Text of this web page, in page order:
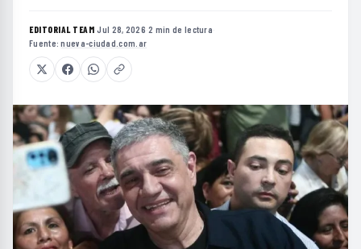
EDITORIAL TEAM·Jul 28, 2026·2 min de lectura·
Fuente:nueva-ciudad.com.ar